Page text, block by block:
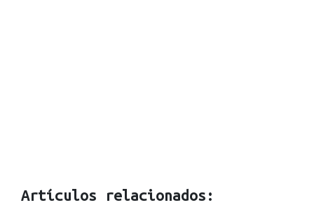
Artículos relacionados: